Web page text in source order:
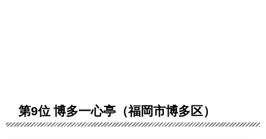
第9位 博多一心亭（福岡市博多区）